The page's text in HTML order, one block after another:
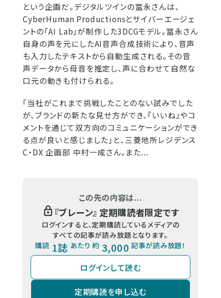
という企画だ。デジタルツインの冨永さんは、
CyberHuman Productionsとサイバーエージェ
ントの「AI Lab」が制作した3DCGモデル。冨永さん
自身の声を元にしたAI音声合成技術により、音声
も入力したテキストから自動生成される。その音
声データから母音を推定し、声に合わせて自然な
口元の動きも付けられる。
「当社がこれまで挑戦したことのない試みでした
が、ブランドの新たな見せ方ができ、『いいね』やコ
メントを通じて双方向のコミュニケーションができ
る点が良いと感じました」と、三菱地所レジデンス
C・DX 企画部 中村一成さん。また...
この先の内容は...
『ブレーン』 定期購読者限定です
ログインすると、定期購読しているメディアの
すべての記事が読み放題となります。
購読 1誌 あたり 約 3,000 記事が読み放題！
ログインして読む
定期購読を申し込む